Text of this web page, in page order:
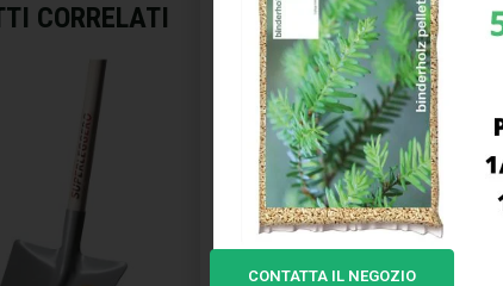
CORRELATI
CONTATTA IL NEGOZIO